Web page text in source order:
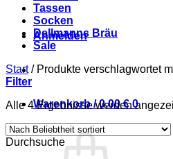
Anmelden
Warenkorb /0,00€ 0
Tassen
Socken
Dellmanns Bräu
Sale
Start /Produkte verschlagwortet
Filter
Alle 4 Ergebnisse werden
Durchsuche